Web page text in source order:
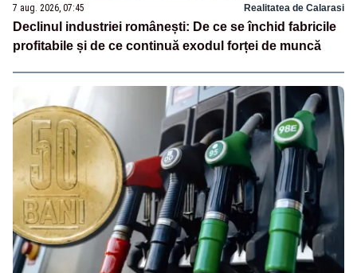
7 aug. 2026, 07:45 Realitatea de Calarasi
Declinul industriei românești: De ce se închid fabricile
profitabile și de ce continuă exodul forței de muncă